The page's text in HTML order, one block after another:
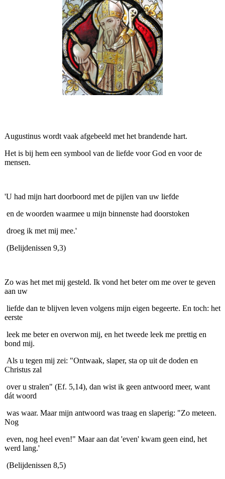
Augustinus wordt vaak afgebeeld met het brandende hart.
Het is bij hem een symbool van de liefde voor God en voor de
mensen.
'U had mijn hart doorboord met de pijlen van uw liefde
en de woorden waarmee u mijn binnenste had doorstoken
droeg ik met mij mee.'
(Belijdenissen 9,3)
Zo was het met mij gesteld. Ik vond het beter om me over te geven
aan uw
liefde dan te blijven leven volgens mijn eigen begeerte. En toch: het
eerste
leek me beter en overwon mij, en het tweede leek me prettig en
bond mij.
Als u tegen mij zei: "Ontwaak, slaper, sta op uit de doden en
Christus zal
over u stralen" (Ef. 5,14), dan wist ik geen antwoord meer, want
dát woord
was waar. Maar mijn antwoord was traag en slaperig: "Zo meteen.
Nog
even, nog heel even!" Maar aan dat 'even' kwam geen eind, het
werd lang.'
(Belijdenissen 8,5)